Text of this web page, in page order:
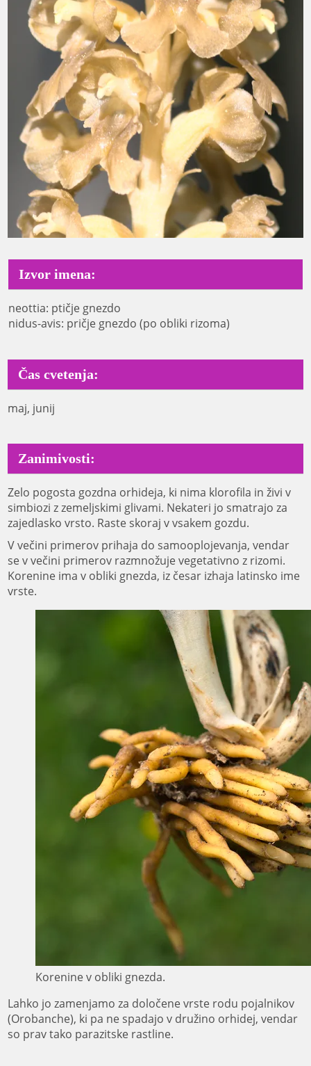
Izvor imena:
neottia: ptičje gnezdo
nidus-avis: pričje gnezdo (po obliki rizoma)
Čas cvetenja:
maj, junij
Zanimivosti:
Zelo pogosta gozdna orhideja, ki nima klorofila in živi v
simbiozi z zemeljskimi glivami. Nekateri jo smatrajo za
zajedlasko vrsto. Raste skoraj v vsakem gozdu.
V večini primerov prihaja do samooplojevanja, vendar
se v večini primerov razmnožuje vegetativno z rizomi.
Korenine ima v obliki gnezda, iz česar izhaja latinsko ime
vrste.
Korenine v obliki gnezda.
Lahko jo zamenjamo za določene vrste rodu pojalnikov
(Orobanche), ki pa ne spadajo v družino orhidej, vendar
so prav tako parazitske rastline.